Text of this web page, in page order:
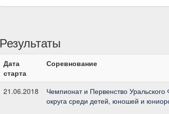
Результаты
Дата
старта
Соревнование
21.06.2018
Чемпионат и Первенство Уральского
округа среди детей, юношей и